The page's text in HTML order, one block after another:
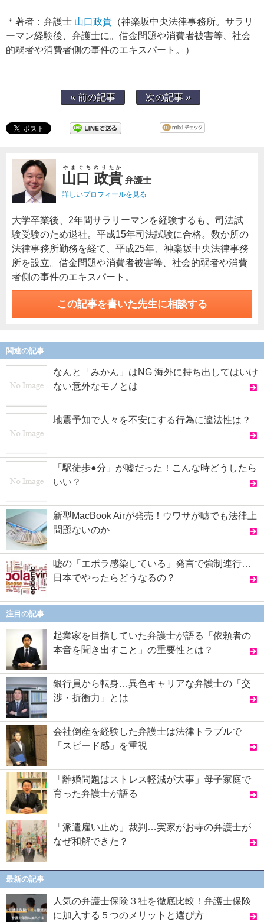
＊著者：弁護士 山口政貴 （神楽坂中央法律事務所。サラリ
ーマン経験後、弁護士に。借金問題や消費者被害等、社会
的弱者や消費者側の事件のエキスパート。）
« 前の記事 次の記事 »
山口 政貴
やまぐちのりたか
弁護士
詳しいプロフィールを見る
大学卒業後、2年間サラリーマンを経験するも、司法試
験受験のため退社。平成15年司法試験に合格。数か所の
法律事務所勤務を経て、平成25年、神楽坂中央法律事務
所を設立。借金問題や消費者被害等、社会的弱者や消費
者側の事件のエキスパート。
この記事を書いた先生に相談する
関連の記事
なんと「みかん」はNG 海外に持ち出してはいけ
ない意外なモノとは
地震予知で人々を不安にする行為に違法性は？
「駅徒歩●分」が嘘だった！こんな時どうしたら
いい？
新型MacBook Airが発売！ウワサが嘘でも法律上
問題ないのか
嘘の「エボラ感染している」発言で強制連行…
日本でやったらどうなるの？
注目の記事
起業家を目指していた弁護士が語る「依頼者の
本音を聞き出すこと」の重要性とは？
銀行員から転身…異色キャリアな弁護士の「交
渉・折衝力」とは
会社倒産を経験した弁護士は法律トラブルで
「スピード感」を重視
「離婚問題はストレス軽減が大事」母子家庭で
育った弁護士が語る
「派遣雇い止め」裁判…実家がお寺の弁護士が
なぜ和解できた？
最新の記事
人気の弁護士保険３社を徹底比較！弁護士保険
に加入する５つのメリットと選び方